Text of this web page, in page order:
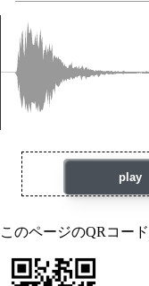
play
このページのQRコード